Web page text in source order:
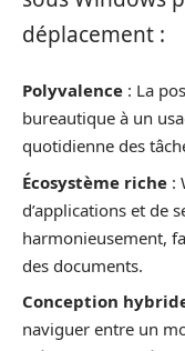
déplacement :
Polyvalence : La
bureautique à un
quotidienne des
Écosystème riche :
d’applications et de
harmonieusement,
des documents.
Conception
naviguer entre un